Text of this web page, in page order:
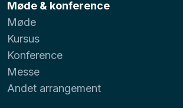
Møde & konference
Møde
Kursus
Konference
Messe
Andet arrangement